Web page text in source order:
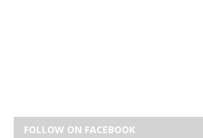
FOLLOW ON FACEBOOK